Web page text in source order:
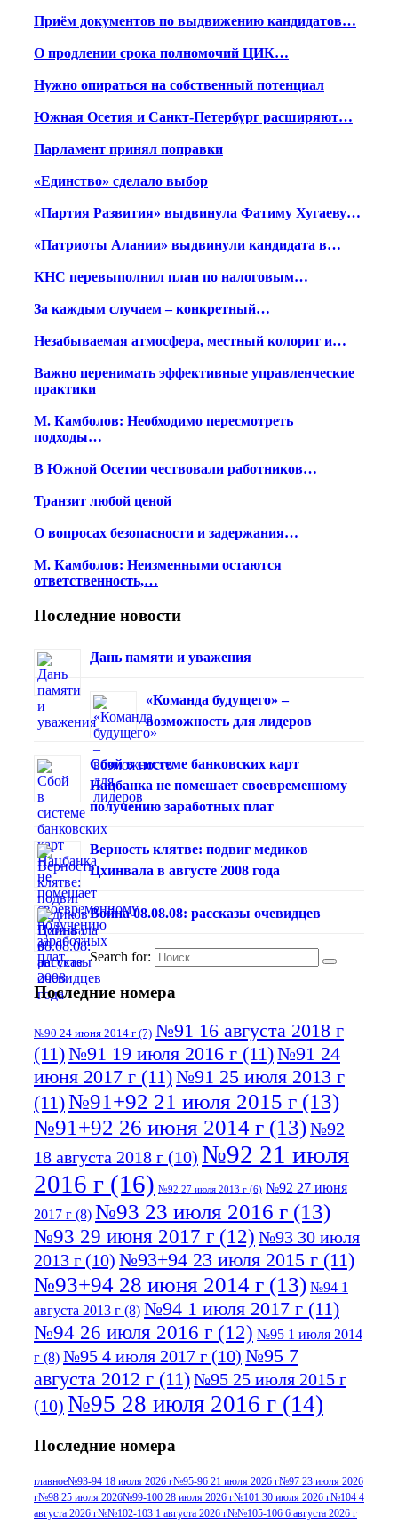
Приём документов по выдвижению кандидатов…
О продлении срока полномочий ЦИК…
Нужно опираться на собственный потенциал
Южная Осетия и Санкт-Петербург расширяют…
Парламент принял поправки
«Единство» сделало выбор
«Партия Развития» выдвинула Фатиму Хугаеву…
«Патриоты Алании» выдвинули кандидата в…
КНС перевыполнил план по налоговым…
За каждым случаем – конкретный…
Незабываемая атмосфера, местный колорит и…
Важно перенимать эффективные управленческие
практики
М. Камболов: Необходимо пересмотреть
подходы…
В Южной Осетии чествовали работников…
Транзит любой ценой
О вопросах безопасности и задержания…
М. Камболов: Неизменными остаются
ответственность,…
Последние новости
Дань памяти и уважения
«Команда будущего» –
возможность для лидеров
Сбой в системе банковских карт
Нацбанка не помешает своевременному
получению заработных плат
Верность клятве: подвиг медиков
Цхинвала в августе 2008 года
Война 08.08.08: рассказы очевидцев
Search for:
Последние номера
№90 24 июня 2014 г (7) №91 16 августа 2018 г
(11)№91 19 июля 2016 г (11)№91 24
июня 2017 г (11)№91 25 июля 2013 г
(11)№91+92 21 июля 2015 г (13)
№91+92 26 июня 2014 г (13)№92
18 августа 2018 г (10) №92 21 июля
2016 г (16) №92 27 июля 2013 г (6) №92 27 июня
2017 г (8) №93 23 июля 2016 г (13)
№93 29 июня 2017 г (12) №93 30 июля
2013 г (10) №93+94 23 июля 2015 г (11)
№93+94 28 июня 2014 г (13) №94 1
августа 2013 г (8) №94 1 июля 2017 г (11)
№94 26 июля 2016 г (12) №95 1 июля 2014
г (8) №95 4 июля 2017 г (10) №95 7
августа 2012 г (11)№95 25 июля 2015 г
(10) №95 28 июля 2016 г (14)
июля 2017 г(11)№96 9 августа 2012
г(13) №96 28 июля 2015 г(9) №96+97 3
июля 2014 г(10)№96+97 30 июля
Последние номера
главное№93-94 18 июля 2026 г№95-96 21 июля 2026 г№97 23 июля 2026
г№98 25 июля 2026№99-100 28 июля 2026 г№101 30 июля 2026 г№104 4
августа 2026 г№№102-103 1 августа 2026 г№№105-106 6 августа 2026 г